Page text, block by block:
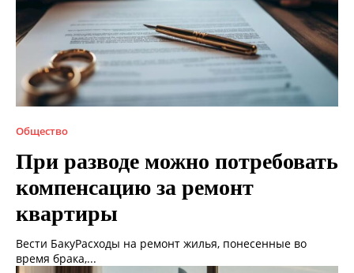
Общество
При разводе можно потребовать
компенсацию за ремонт
квартиры
Вести БакуРасходы на ремонт жилья, понесенные во
время брака,...